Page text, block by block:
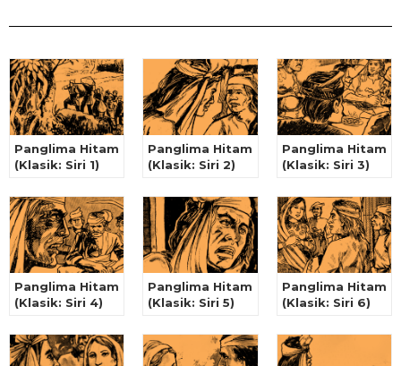
Panglima Hitam
(Klasik: Siri 1)
Panglima Hitam
(Klasik: Siri 2)
Panglima Hitam
(Klasik: Siri 3)
Panglima Hitam
(Klasik: Siri 4)
Panglima Hitam
(Klasik: Siri 5)
Panglima Hitam
(Klasik: Siri 6)